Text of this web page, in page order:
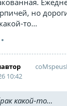
но
то…
10:42
какой-то…